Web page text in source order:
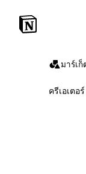
มาร์เก็
ครีเอเตอร์